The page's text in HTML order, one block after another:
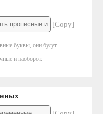
[Copy]
буквы, они будут
и наоборот.